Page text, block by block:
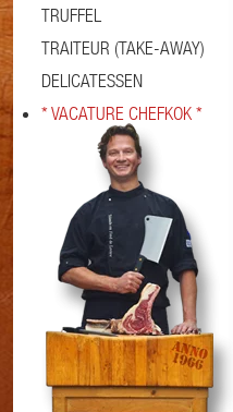
TRUFFEL
TRAITEUR (TAKE-AWAY)
DELICATESSEN
* VACATURE CHEFKOK *